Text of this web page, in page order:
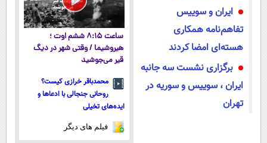
ایران و سوییس
تفاهم‌نامه همکاری
هسته‌ای امضا کردند
برگزاری نشست سه جانبه
ایران ، سوییس و سوریه در
تهران
ساعت ۸:۱۵ ششم اوت ؛
هیروشیما / وقتی شهر در دیگ
قیر می‌جوشید
محمدباقر خرازی کیست؟
روحانی جنجالی با ادعاها و
ایده‌های تخیلی
فیلم های دیگر